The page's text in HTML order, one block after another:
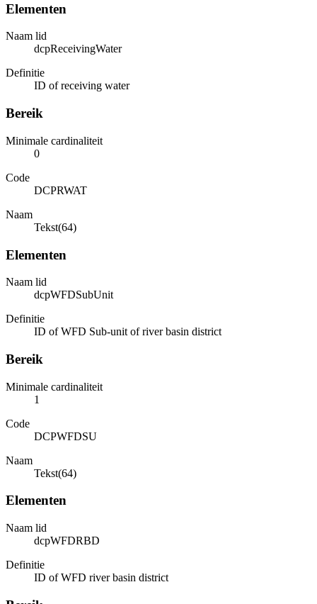
Elementen
Naam lid
dcpReceivingWater
Definitie
ID of receiving water
Bereik
Minimale cardinaliteit
0
Code
DCPRWAT
Naam
Tekst(64)
Elementen
Naam lid
dcpWFDSubUnit
Definitie
ID of WFD Sub-unit of river basin district
Bereik
Minimale cardinaliteit
1
Code
DCPWFDSU
Naam
Tekst(64)
Elementen
Naam lid
dcpWFDRBD
Definitie
ID of WFD river basin district